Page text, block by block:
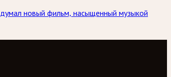
новый фильм, насыщенный музыкой